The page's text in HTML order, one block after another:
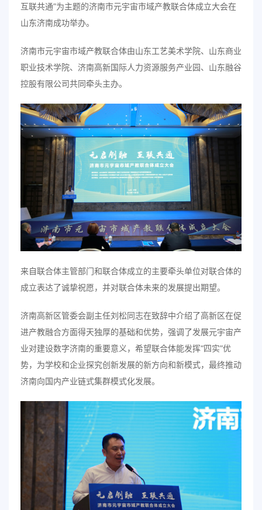
互联共通”为主题的济南市元宇宙市域产教联合体成立大会在
山东济南成功举办。
济南市元宇宙市域产教联合体由山东工艺美术学院、山东商业
职业技术学院、济南高新国际人力资源服务产业园、山东融谷
控股有限公司共同牵头主办。
来自联合体主管部门和联合体成立的主要牵头单位对联合体的
成立表达了诚挚祝愿，并对联合体未来的发展提出期望。
济南高新区管委会副主任刘松同志在致辞中介绍了高新区在促
进产教融合方面得天独厚的基础和优势，强调了发展元宇宙产
业对建设数字济南的重要意义，希望联合体能发挥“四实”优
势，为学校和企业探究创新发展的新方向和新模式，最终推动
济南向国内产业链式集群模式化发展。